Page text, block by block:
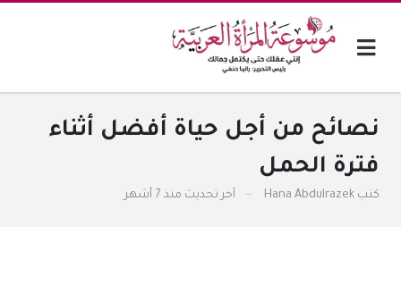
نصائح من أجل حياة أفضل أثناء
فترة الحمل
كتب Hana Abdulrazek آخر تحديث منذ 7 أشهر